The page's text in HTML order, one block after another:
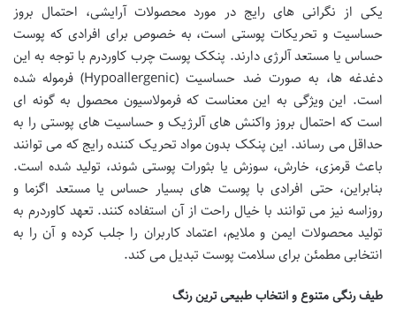
یکی از نگرانی های رایج در مورد محصولات آرایشی، احتمال بروز
حساسیت و تحریکات پوستی است، به خصوص برای افرادی که پوست
حساس یا مستعد آلرژی دارند. پنکک پوست چرب کاوردرم با توجه به این
دغدغه ها، به صورت ضد حساسیت (Hypoallergenic) فرموله شده
است. این ویژگی به این معناست که فرمولاسیون محصول به گونه ای
است که احتمال بروز واکنش های آلرژیک و حساسیت های پوستی را به
حداقل می رساند. این پنکک بدون مواد تحریک کننده رایج که می توانند
باعث قرمزی، خارش، سوزش یا بثورات پوستی شوند، تولید شده است.
بنابراین، حتی افرادی با پوست های بسیار حساس یا مستعد اگزما و
روزاسه نیز می توانند با خیال راحت از آن استفاده کنند. تعهد کاوردرم به
تولید محصولات ایمن و ملایم، اعتماد کاربران را جلب کرده و آن را به
انتخابی مطمئن برای سلامت پوست تبدیل می کند.
طیف رنگی متنوع و انتخاب طبیعی ترین رنگ